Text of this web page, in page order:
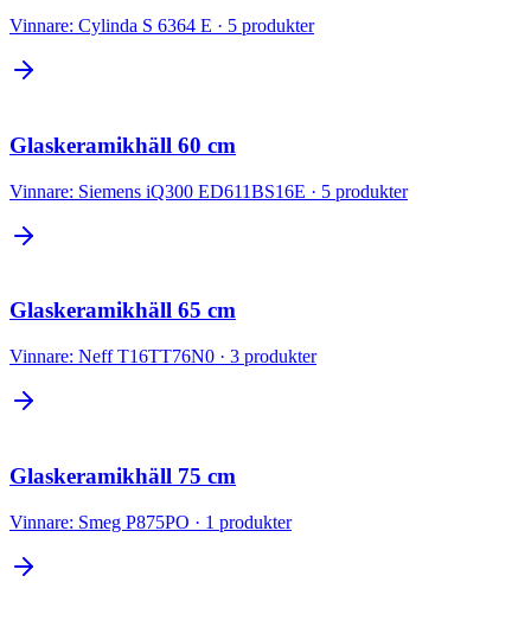
Vinnare: Cylinda S 6364 E · 5 produkter
Glaskeramikhäll 60 cm
Vinnare: Siemens iQ300 ED611BS16E · 5 produkter
Glaskeramikhäll 65 cm
Vinnare: Neff T16TT76N0 · 3 produkter
Glaskeramikhäll 75 cm
Vinnare: Smeg P875PO · 1 produkter